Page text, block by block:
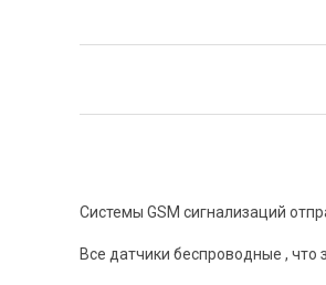
Системы GSM сигнализаций
Все датчики беспроводные , что